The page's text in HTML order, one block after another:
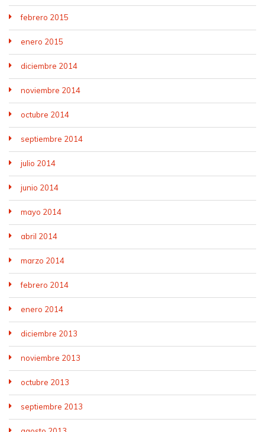
febrero 2015
enero 2015
diciembre 2014
noviembre 2014
octubre 2014
septiembre 2014
julio 2014
junio 2014
mayo 2014
abril 2014
marzo 2014
febrero 2014
enero 2014
diciembre 2013
noviembre 2013
octubre 2013
septiembre 2013